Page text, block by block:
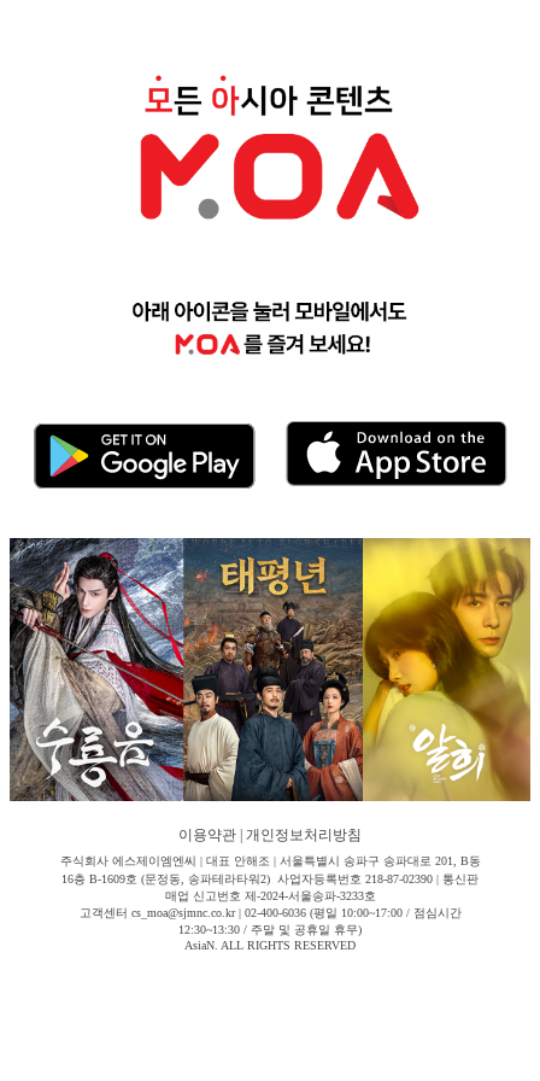
이용약관 개인정보처리방침
주식회사 에스제이엠엔씨 | 대표 안해조 | 서울특별시 송파구 송파대로 201, B동
16층 B-1609호 (문정동, 송파테라타워2) 사업자등록번호 218-87-02390 | 통신판
매업 신고번호 제-2024-서울송파-3233호
고객센터 cs_moa@sjmnc.co.kr | 02-400-6036 (평일 10:00~17:00 / 점심시간
12:30~13:30 / 주말 및 공휴일 휴무)
AsiaN. ALL RIGHTS RESERVED